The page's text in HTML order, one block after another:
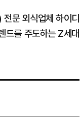
문 외식업체 하이디
를 주도하는 Z세대